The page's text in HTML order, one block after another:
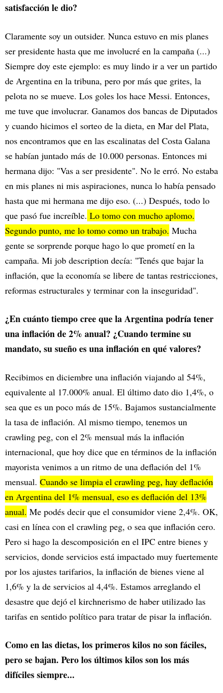
satisfacción le dio?
Claramente soy un outsider. Nunca estuvo en mis planes
ser presidente hasta que me involucré en la campaña (...)
Siempre doy este ejemplo: es muy lindo ir a ver un partido
de Argentina en la tribuna, pero por más que grites, la
pelota no se mueve. Los goles los hace Messi. Entonces,
me tuve que involucrar. Ganamos dos bancas de Diputados
y cuando hicimos el sorteo de la dieta, en Mar del Plata,
nos encontramos que en las escalinatas del Costa Galana
se habían juntado más de 10.000 personas. Entonces mi
hermana dijo: "Vas a ser presidente". No le erró. No estaba
en mis planes ni mis aspiraciones, nunca lo había pensado
hasta que mi hermana me dijo eso. (...) Después, todo lo
que pasó fue increíble. Lo tomo con mucho aplomo.
Segundo punto, me lo tomo como un trabajo. Mucha
gente se sorprende porque hago lo que prometí en la
campaña. Mi job description decía: "Tenés que bajar la
inflación, que la economía se libere de tantas restricciones,
reformas estructurales y terminar con la inseguridad".
¿En cuánto tiempo cree que la Argentina podría tener
una inflación de 2% anual? ¿Cuando termine su
mandato, su sueño es una inflación en qué valores?
Recibimos en diciembre una inflación viajando al 54%,
equivalente al 17.000% anual. El último dato dio 1,4%, o
sea que es un poco más de 15%. Bajamos sustancialmente
la tasa de inflación. Al mismo tiempo, tenemos un
crawling peg, con el 2% mensual más la inflación
internacional, que hoy dice que en términos de la inflación
mayorista venimos a un ritmo de una deflación del 1%
mensual. Cuando se limpia el crawling peg, hay deflación
en Argentina del 1% mensual, eso es deflación del 13%
anual. Me podés decir que el consumidor viene 2,4%. OK,
casi en línea con el crawling peg, o sea que inflación cero.
Pero si hago la descomposición en el IPC entre bienes y
servicios, donde servicios está impactado muy fuertemente
por los ajustes tarifarios, la inflación de bienes viene al
1,6% y la de servicios al 4,4%. Estamos arreglando el
desastre que dejó el kirchnerismo de haber utilizado las
tarifas en sentido político para tratar de pisar la inflación.
Como en las dietas, los primeros kilos no son fáciles,
pero se bajan. Pero los últimos kilos son los más
difíciles siempre...